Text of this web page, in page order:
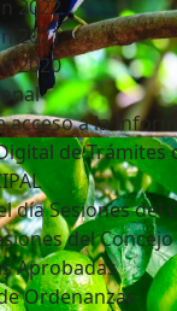
2022
2021
2020
acceso a la
de Trámites
día Sesiones del
del
Aprobadas
Ordenanzas